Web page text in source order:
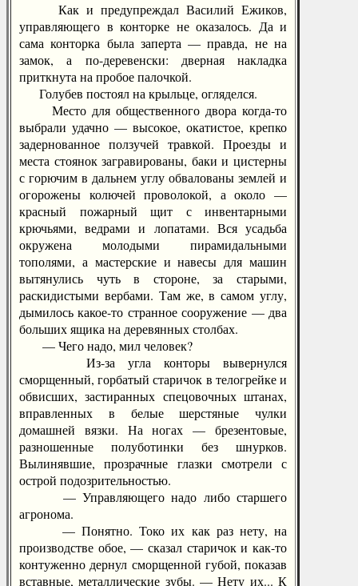
Как и предупреждал Василий Ежиков,
управляющего в конторке не оказалось. Да и
сама конторка была заперта — правда, не на
замок, а по-деревенски: дверная накладка
приткнута на пробое палочкой.
Голубев постоял на крыльце, огляделся.
Место для общественного двора когда-то
выбрали удачно — высокое, окатистое, крепко
задернованное ползучей травкой. Проезды и
места стоянок загравированы, баки и цистерны
с горючим в дальнем углу обвалованы землей и
огорожены колючей проволокой, а около —
красный пожарный щит с инвентарными
крючьями, ведрами и лопатами. Вся усадьба
окружена молодыми пирамидальными
тополями, а мастерские и навесы для машин
вытянулись чуть в стороне, за старыми,
раскидистыми вербами. Там же, в самом углу,
дымилось какое-то странное сооружение — два
больших ящика на деревянных столбах.
— Чего надо, мил человек?
Из-за угла конторы вывернулся
сморщенный, горбатый старичок в телогрейке и
обвисших, застиранных спецовочных штанах,
вправленных в белые шерстяные чулки
домашней вязки. На ногах — брезентовые,
разношенные полуботинки без шнурков.
Вылинявшие, прозрачные глазки смотрели с
острой подозрительностью.
— Управляющего надо либо старшего
агронома.
— Понятно. Токо их как раз нету, на
производстве обое, — сказал старичок и как-то
контуженно дернул сморщенной губой, показав
вставные, металлические зубы. — Нету их... К